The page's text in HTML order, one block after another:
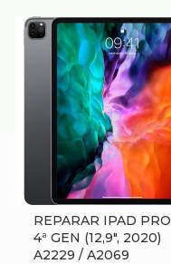
REPARAR IPAD PRO
4ª GEN (12,9″, 2020)
A2229 / A2069